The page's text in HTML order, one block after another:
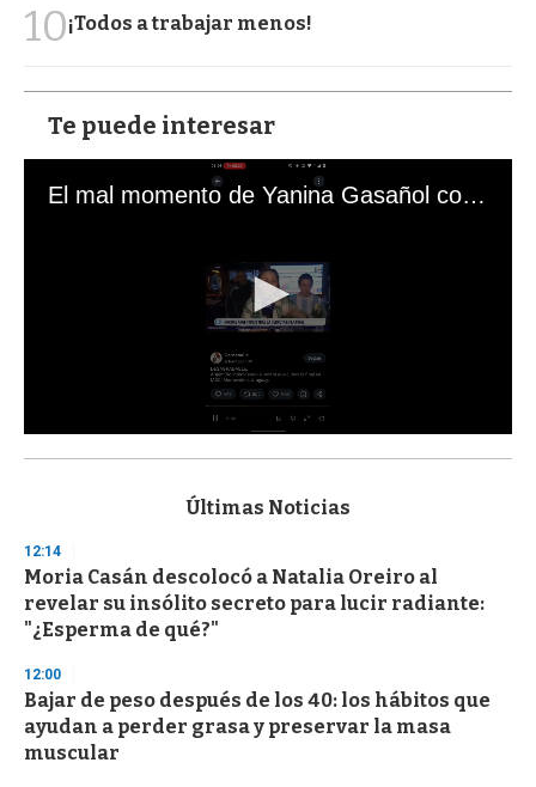
10¡Todos a trabajar menos!
Te puede interesar
El mal momento de Yanina Gasañol con un hincha argentino en "Subrayado"
s
d
s
o
f
s
e
c
o
n
Últimas Noticias
12:14
Moria Casán descolocó a Natalia Oreiro al
revelar su insólito secreto para lucir radiante:
"¿Esperma de qué?"
12:00
Bajar de peso después de los 40: los hábitos que
ayudan a perder grasa y preservar la masa
muscular